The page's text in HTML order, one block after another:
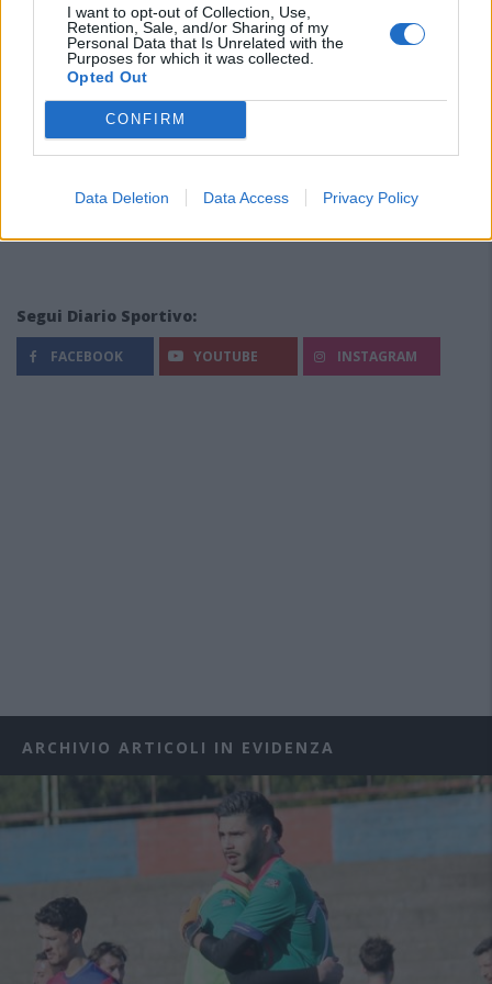
I want to opt-out of Collection, Use,
Retention, Sale, and/or Sharing of my
Personal Data that Is Unrelated with the
Purposes for which it was collected.
Opted Out
CONFIRM
Data Deletion Data Access Privacy Policy
Segui Diario Sportivo:
FACEBOOK YOUTUBE INSTAGRAM
ARCHIVIO ARTICOLI IN EVIDENZA